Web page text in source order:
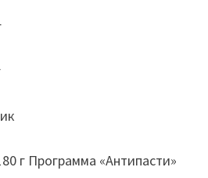
г Программа «Антипасти»